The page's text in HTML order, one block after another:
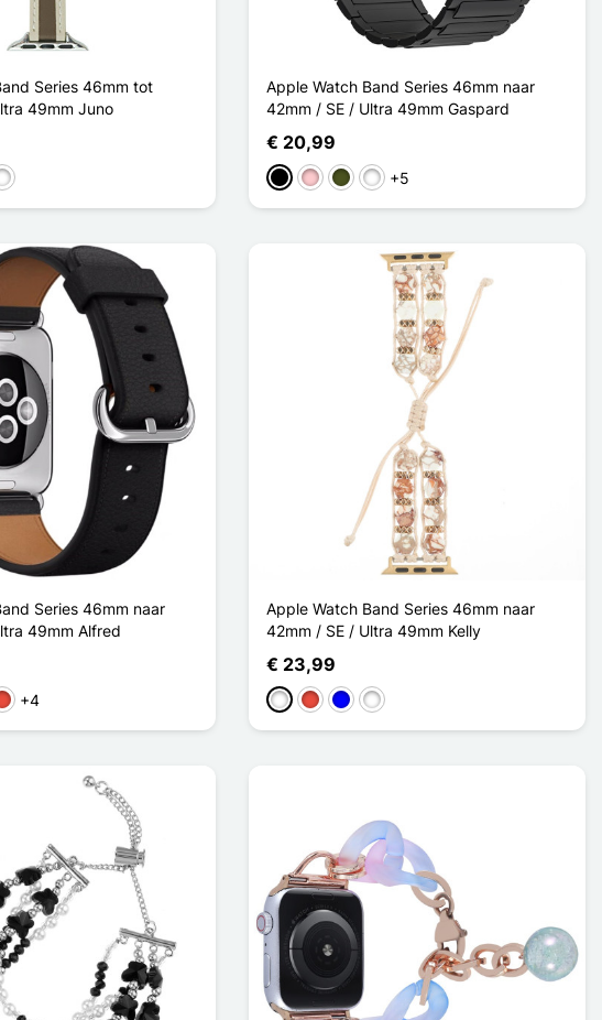
Series 46mm tot
49mm Juno
Orange
Apple Watch Band Series 46mm naar
42mm / SE / Ultra 49mm Gaspard
€ 20,99
ZwartRozeVert Armée
Noir Rouge
+5
Series 46mm naar
49mm Alfred
+4
Apple Watch Band Series 46mm naar
42mm / SE / Ultra 49mm Kelly
€ 23,99
Wit RoodBlauwMulti-couleur